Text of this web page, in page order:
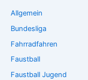
Allgemein
Bundesliga
Fahrradfahren
Faustball
Faustball Jugend